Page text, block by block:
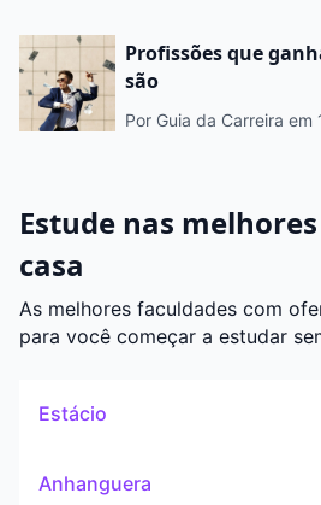
Profissões que
são
Por Guia da Carreira em
Estude nas
casa
As melhores faculdades com
para você começar a estudar
Estácio
Anhanguera